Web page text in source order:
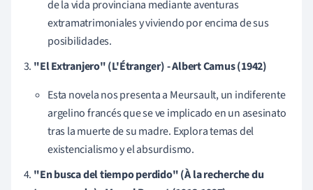
de la vida provinciana mediante aventuras
extramatrimoniales y viviendo por encima de sus
posibilidades.
"El Extranjero" (L'Étranger) - Albert Camus (1942)
Esta novela nos presenta a Meursault, un indiferente
argelino francés que se ve implicado en un asesinato
tras la muerte de su madre. Explora temas del
existencialismo y el absurdismo.
"En busca del tiempo perdido" (À la recherche du